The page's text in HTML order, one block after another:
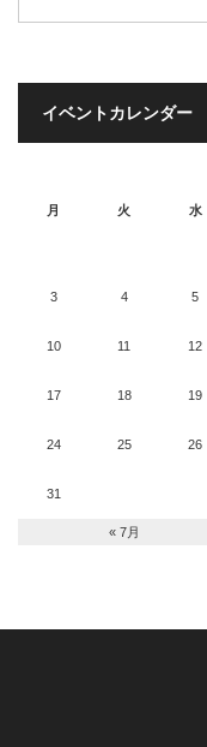
イベントカレンダー
月
火 水
3 4 5
10 11 12
17 18 19
24 25 26
31
« 7月